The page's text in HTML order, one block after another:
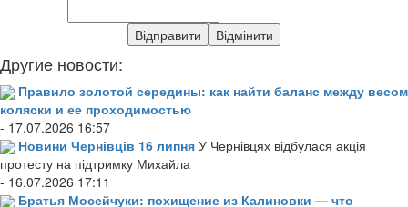
Другие новости:
Правило золотой середины: как найти баланс между весом
коляски и ее проходимостью
- 17.07.2026 16:57
Новини Чернівців 16 липня У Чернівцях відбулася акція
протесту на підтримку Михайла
- 16.07.2026 17:11
Братья Мосейчуки: похищение из Калиновки — что